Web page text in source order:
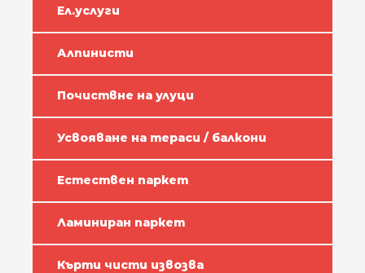
Ел.услуги
Алпинисти
Почиствне на улуци
Усвояване на тераси / балкони
Естествен паркет
Ламиниран паркет
Кърти чисти извозва